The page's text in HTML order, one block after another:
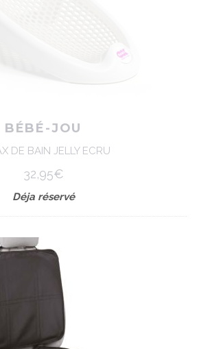
BÉBÉ-JOU
DE BAIN JELLY ECRU
32,95€
Déja réservé